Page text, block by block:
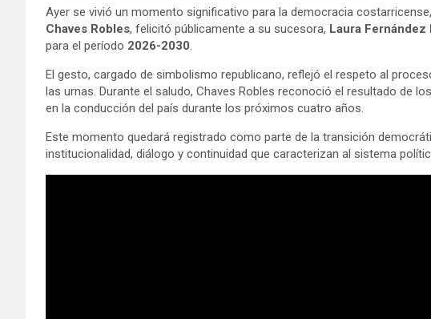
Ayer se vivió un momento significativo para la democracia
Chaves Robles, felicitó públicamente a su sucesora, Laura Fernández
para el período 2026-2030.
El gesto, cargado de simbolismo republicano, reflejó el respeto al
las urnas. Durante el saludo, Chaves Robles reconoció el resultado de
en la conducción del país durante los próximos cuatro años.
Este momento quedará registrado como parte de la transición
institucionalidad, diálogo y continuidad que caracterizan al sistema